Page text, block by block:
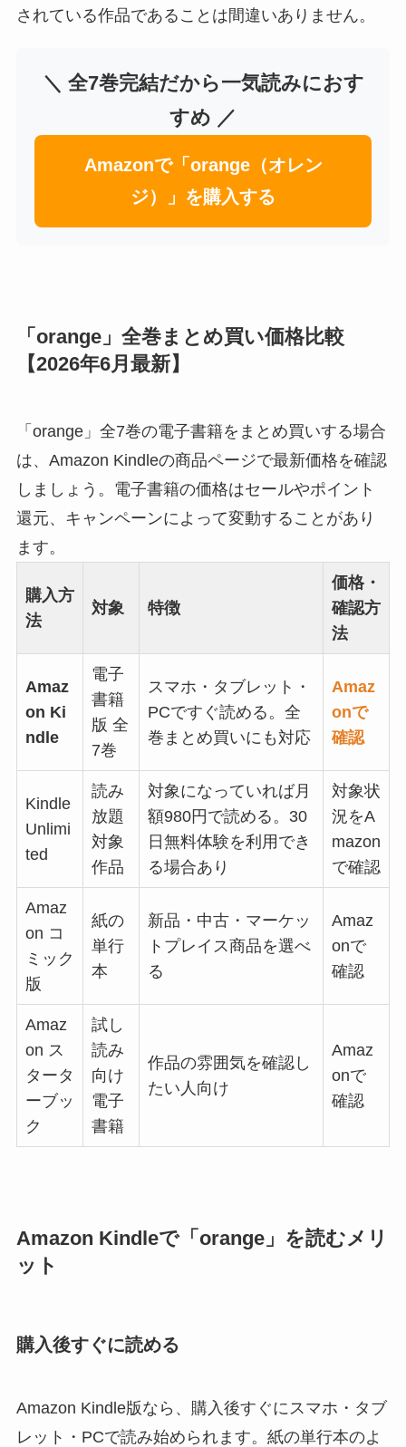
されている作品であることは間違いありません。
＼ 全7巻完結だから一気読みにおす
すめ ／
Amazonで「orange（オレン
ジ）」を購入する
「orange」全巻まとめ買い価格比較
【2026年6月最新】
「orange」全7巻の電子書籍をまとめ買いする場合
は、Amazon Kindleの商品ページで最新価格を確認
しましょう。電子書籍の価格はセールやポイント
還元、キャンペーンによって変動することがあり
ます。
購入方
法
対象 特徴
価格・
確認方
法
Amaz
on Ki
ndle
電子
書籍
版 全
7巻
スマホ・タブレット・
PCですぐ読める。全
巻まとめ買いにも対応
Amaz
onで
確認
Kindle
Unlimi
ted
読み
放題
対象
作品
対象になっていれば月
額980円で読める。30
日無料体験を利用でき
る場合あり
対象状
況をA
mazon
で確認
Amaz
on コ
ミック
版
紙の
単行
本
新品・中古・マーケッ
トプレイス商品を選べ
る
Amaz
onで
確認
Amaz
on ス
タータ
ーブッ
ク
試し
読み
向け
電子
書籍
作品の雰囲気を確認し
たい人向け
Amaz
onで
確認
Amazon Kindleで「orange」を読むメリ
ット
購入後すぐに読める
Amazon Kindle版なら、購入後すぐにスマホ・タブ
レット・PCで読み始められます。紙の単行本のよ